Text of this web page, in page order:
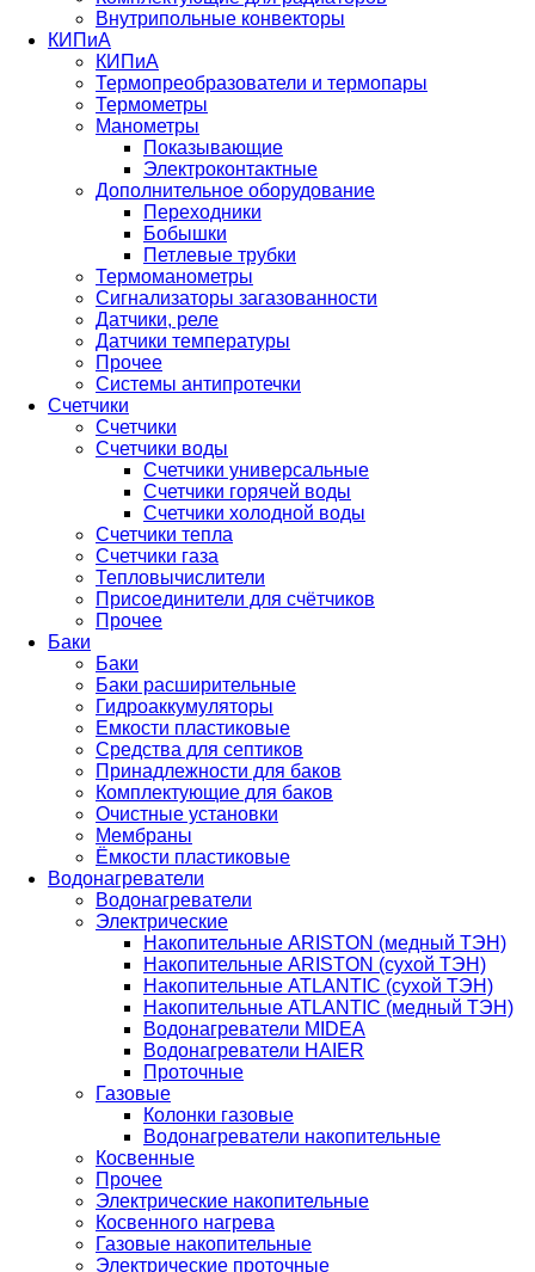
Внутрипольные конвекторы
КИПиА
КИПиА
Термопреобразователи и термопары
Термометры
Манометры
Показывающие
Электроконтактные
Дополнительное оборудование
Переходники
Бобышки
Петлевые трубки
Термоманометры
Сигнализаторы загазованности
Датчики, реле
Датчики температуры
Прочее
Системы антипротечки
Счетчики
Счетчики
Счетчики воды
Счетчики универсальные
Счетчики горячей воды
Счетчики холодной воды
Счетчики тепла
Счетчики газа
Тепловычислители
Присоединители для счётчиков
Прочее
Баки
Баки
Баки расширительные
Гидроаккумуляторы
Емкости пластиковые
Средства для септиков
Принадлежности для баков
Комплектующие для баков
Очистные установки
Мембраны
Ёмкости пластиковые
Водонагреватели
Водонагреватели
Электрические
Накопительные ARISTON (медный ТЭН)
Накопительные ARISTON (сухой ТЭН)
Накопительные ATLANTIC (сухой ТЭН)
Накопительные ATLANTIC (медный ТЭН)
Водонагреватели MIDEA
Водонагреватели HAIER
Проточные
Газовые
Колонки газовые
Водонагреватели накопительные
Косвенные
Прочее
Электрические накопительные
Косвенного нагрева
Газовые накопительные
Электрические проточные